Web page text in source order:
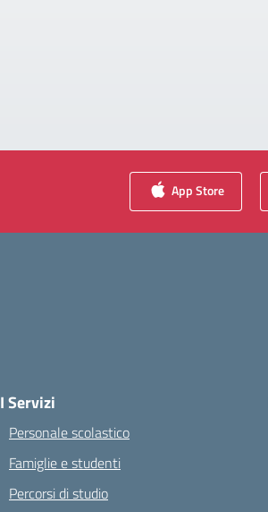
App Store
I Servizi
Personale scolastico
Famiglie e studenti
Percorsi di studio